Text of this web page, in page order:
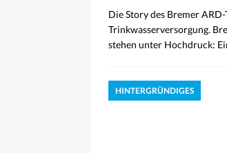
Die Story des Bremer
Trinkwasserversorgung.
stehen unter Hochdruck:
HINTERGRÜNDIGES